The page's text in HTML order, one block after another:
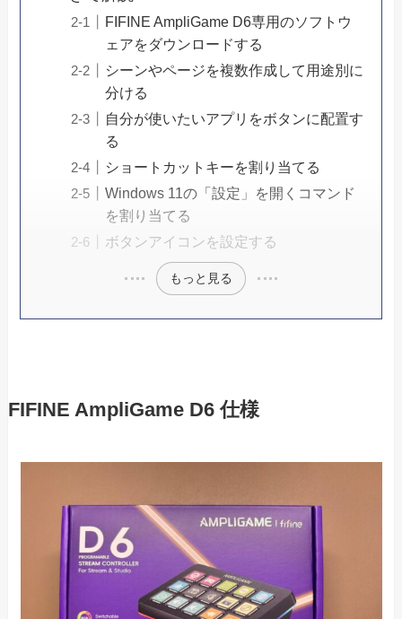
FIFINE AmpliGame D6専用のソフトウ
ェアをダウンロードする
シーンやページを複数作成して用途別に
分ける
自分が使いたいアプリをボタンに配置す
る
ショートカットキーを割り当てる
Windows 11の「設定」を開くコマンド
を割り当てる
ボタンアイコンを設定する
もっと見る
FIFINE AmpliGame D6 仕様